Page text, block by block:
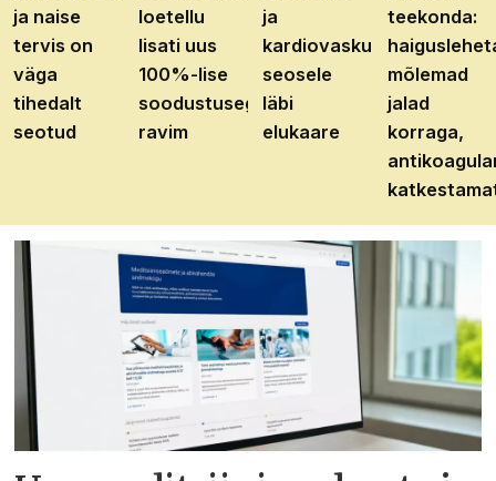
ja naise
tervis on
väga
tihedalt
seotud
loetellu
lisati uus
100%-lise
soodustusega
ravim
ja
kardiovaskulaarhaiguste
seosele
läbi
elukaare
teekonda:
mõlemad
jalad
korraga,